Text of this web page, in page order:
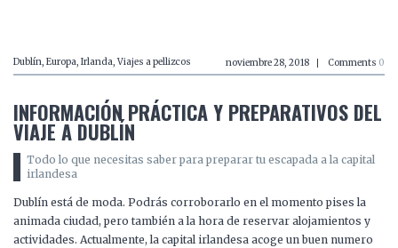
Dublín, Europa, Irlanda, Viajes a pellizcos noviembre 28, 2018 Comments 0
INFORMACIÓN PRÁCTICA Y PREPARATIVOS DEL
VIAJE A DUBLÍN
Todo lo que necesitas saber para preparar tu escapada a la capital
irlandesa
Dublín está de moda. Podrás corroborarlo en el momento pises la
animada ciudad, pero también a la hora de reservar alojamientos y
actividades. Actualmente, la capital irlandesa acoge un buen numero